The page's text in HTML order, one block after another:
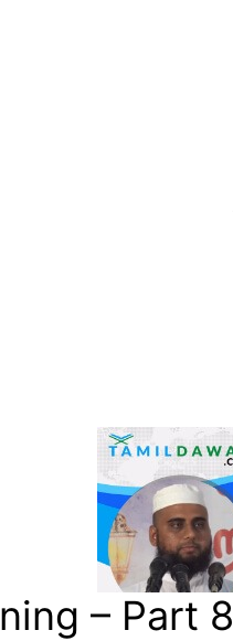
– Part 8